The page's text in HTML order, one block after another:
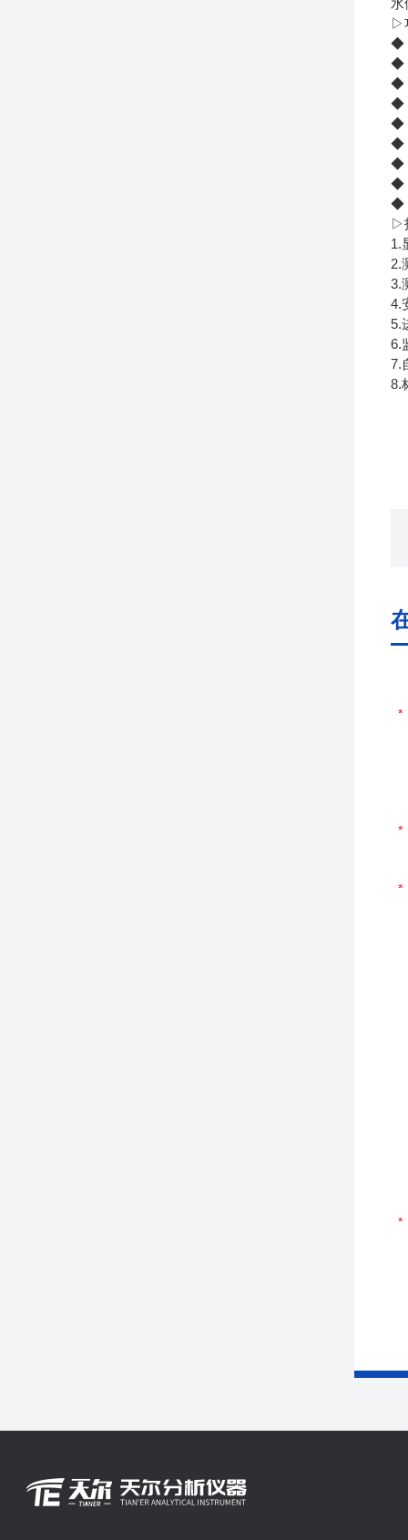
水
▷
◆
◆
◆
◆
◆
◆
◆
◆
◆
▷
1.
2.
3.
4.
5.
6.
7.
8.